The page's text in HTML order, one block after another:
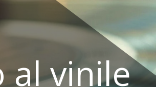
al vinile